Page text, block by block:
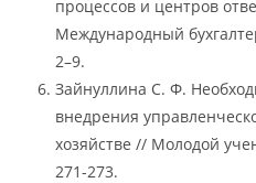
процессов и центров
Международный
2–9.
Зайнуллина С. Ф.
внедрения
хозяйстве // Молодой
271-273.